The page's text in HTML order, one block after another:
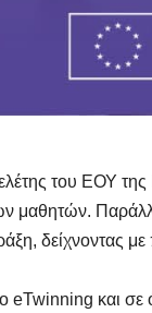
του ΕΟΥ της
μαθητών.
δείχνοντας
eTwinning και